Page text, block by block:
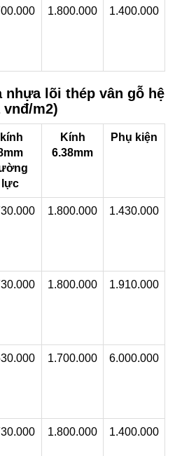
1.800.000 1.400.000
nhựa lõi thép vân gỗ hệ
m2)
kính
lực
Kính
6.38mm
Phụ kiện
1.800.000 1.430.000
1.800.000 1.910.000
1.700.000 6.000.000
1.800.000 1.400.000